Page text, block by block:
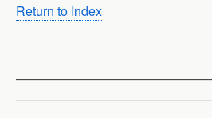
Return to Index